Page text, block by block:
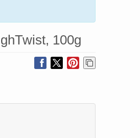
100g